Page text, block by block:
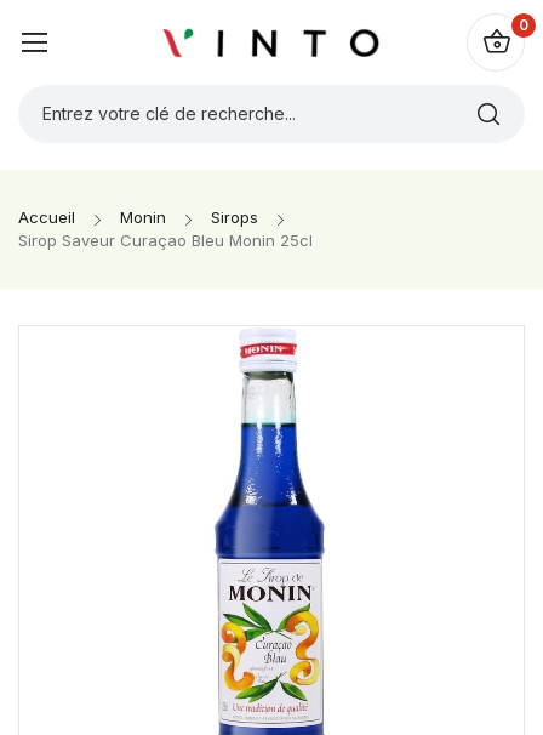
0
Accueil Monin
Sirops
Sirop Saveur Curaçao Bleu Monin 25cl